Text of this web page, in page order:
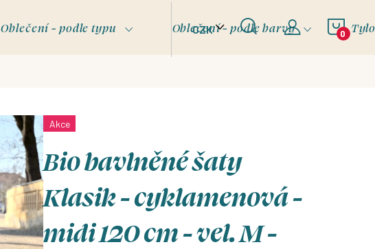
CZK
Oblečení - podle typu Oblečení - podle barvy
Akce
Bio bavlněné šaty
Klasik - cyklamenová -
midi 120 cm - vel. M -